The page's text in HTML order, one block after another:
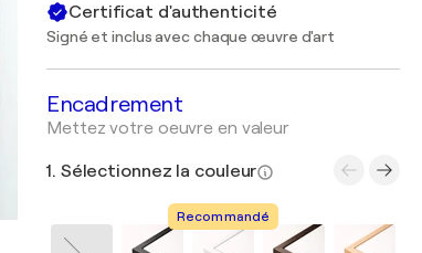
Certificat d'authenticité
Signé et inclus avec chaque œuvre d'art
Encadrement
Mettez votre oeuvre en valeur
1. Sélectionnez la couleur
Recommandé